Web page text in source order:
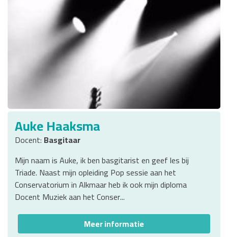
Auke Haaksma
Docent: Basgitaar
Mijn naam is Auke, ik ben basgitarist en geef les bij
Triade. Naast mijn opleiding Pop sessie aan het
Conservatorium in Alkmaar heb ik ook mijn diploma
Docent Muziek aan het Conser...
Meer informatie